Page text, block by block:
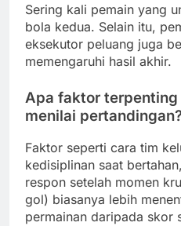
Sering kali pemain yang
bola kedua. Selain itu,
eksekutor peluang juga
memengaruhi hasil akhir.
Apa faktor terpenting
menilai
Faktor seperti cara tim
kedisiplinan saat
respon setelah momen
gol) biasanya lebih
permainan daripada skor